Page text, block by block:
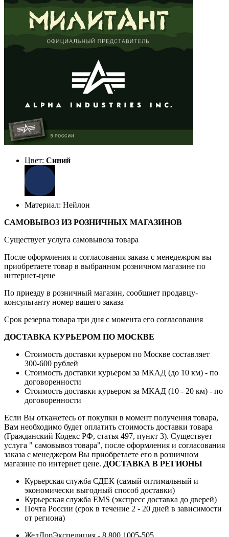
Цвет: Синий
Материал: Нейлон
САМОВЫВОЗ ИЗ РОЗНИЧНЫХ МАГАЗИНОВ
Существует услуга самовывоза товара
После оформления и согласования заказа с менедежром вы
приобретаете товар в выбранном розничном магазине по
интернет-цене
По приезду в розничный магазин, сообщиет продавцу-
консультанту номер вашего заказа
Срок резерва товара три дня с момента его согласования
ДОСТАВКА КУРЬЕРОМ ПО МОСКВЕ
Стоимость доставки курьером по Москве составляет
300-600 рублей
Стоимость доставки курьером за МКАД (до 10 км) - по
договоренности
Стоимость доставки курьером за МКАД (10 - 20 км) - по
договоренности
Если Вы откажетесь от покупки в момент получения товара,
Вам необходимо будет оплатить стоимость доставки товара
(Гражданский Кодекс РФ, статья 497, пункт 3). Существует
услуга " самовывоз товара", после оформления и согласования
заказа с менеджером Вы приобретаете его в розничном
магазине по интернет цене. ДОСТАВКА В РЕГИОНЫ
Курьерская служба СДЕК (самый оптимальный и
экономически выгодный способ доставки)
Курьерская служба EMS (экспресс доставка до дверей)
Почта России (срок в течение 2 - 20 дней в зависимости
от региона)
ЖелДорЭкспедиция - 8 800 1005-505